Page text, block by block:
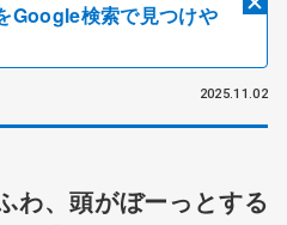
Google検索で見つけや
2025.11.02
わ、頭がぼーっとする